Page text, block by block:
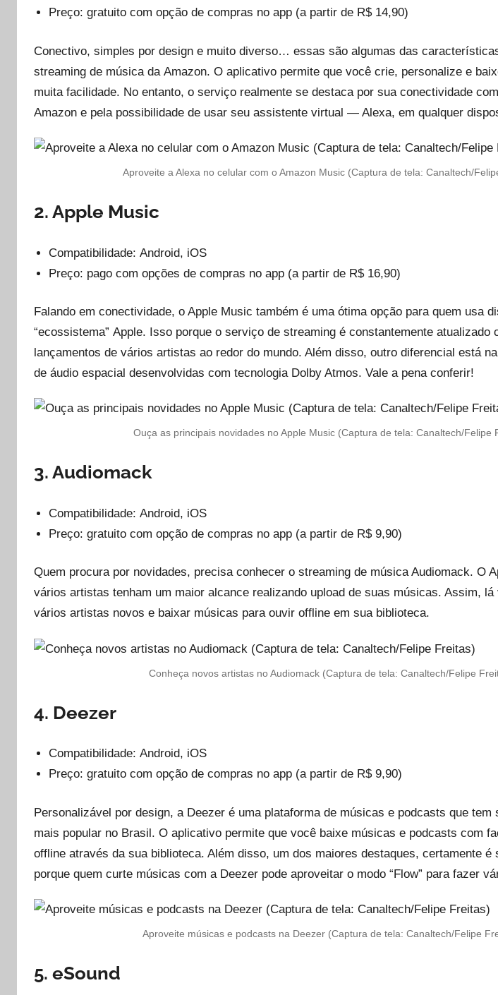
Preço: gratuito com opção de compras no app (a partir de R$ 14,90)
Conectivo, simples por design e muito diverso… essas são algumas das
streaming de música da Amazon. O aplicativo permite que você crie, personalize e
muita facilidade. No entanto, o serviço realmente se destaca por sua conectividade
Amazon e pela possibilidade de usar seu assistente virtual — Alexa, em qualquer
Aproveite a Alexa no celular com o Amazon Music (Captura de tela: Canaltech/
2. Apple Music
Compatibilidade: Android, iOS
Preço: pago com opções de compras no app (a partir de R$ 16,90)
Falando em conectividade, o Apple Music também é uma ótima opção para quem usa
“ecossistema” Apple. Isso porque o serviço de streaming é constantemente atualizado
lançamentos de vários artistas ao redor do mundo. Além disso, outro diferencial está
de áudio espacial desenvolvidas com tecnologia Dolby Atmos. Vale a pena conferir!
Ouça as principais novidades no Apple Music (Captura de tela: Canaltech/Felipe
3. Audiomack
Compatibilidade: Android, iOS
Preço: gratuito com opção de compras no app (a partir de R$ 9,90)
Quem procura por novidades, precisa conhecer o streaming de música Audiomack. O
vários artistas tenham um maior alcance realizando upload de suas músicas. Assim, lá
vários artistas novos e baixar músicas para ouvir offline em sua biblioteca.
Conheça novos artistas no Audiomack (Captura de tela: Canaltech/Felipe
4. Deezer
Compatibilidade: Android, iOS
Preço: gratuito com opção de compras no app (a partir de R$ 9,90)
Personalizável por design, a Deezer é uma plataforma de músicas e podcasts que tem
mais popular no Brasil. O aplicativo permite que você baixe músicas e podcasts com
offline através da sua biblioteca. Além disso, um dos maiores destaques, certamente é
porque quem curte músicas com a Deezer pode aproveitar o modo “Flow” para fazer
Aproveite músicas e podcasts na Deezer (Captura de tela: Canaltech/Felipe
5. eSound